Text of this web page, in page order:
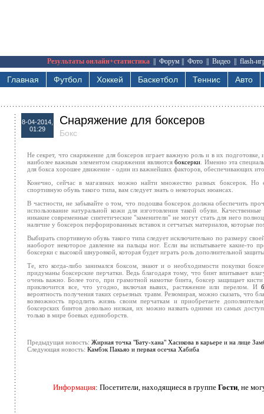
Результаты онлайн+статистика Форум Фото Видео flash-
Главная Футбол Хоккей Баскетбол Теннис Авто
8-04-2014,
01:29
Снаряжение для боксеров
Бокс
Не секрет, что снаряжение для боксеров играет важную роль и в их
наиболее важным элементом снаряжения являютсябоксерки . Именно эта
для бокса хорошее движение - один из важнейших факторов, обеспечивающих
Конечно, сейчас в магазинах можно найти множество разных боксерок. Но
спортивную обувь такого типа, вам следует знать о некоторых нюансах.
В частности, не забывайте о том, что подошва боксерок должна обеспечить
использование натуральной кожи для изготовления такой обуви.
никакие современные синтетические "заменители" не могут стать для него
наличие у боксерок перфорированных вставок и сетчатых материалов, которые
Выбирать спортивную обувь такого типа следует исключительно по размеру
наоборот некоторое давление на пальцы ног. Если вы испытываете какие-то
боксерки с высокой шнуровкой, которая будет играть роль дополнительной
Те, кто когда-либо занимался боксом, знают и о необходимости покупки
придуманы боксерские перчатки. Ведь благодаря тому, что бинт впитывает
очень важно. Более того, при грамотной намотке бинта, боксер защищает
приключится все, что угодно, включая вывих, растяжение или перелом. И
вероятность получения таких серьезных травм. Резюмирая, можно сказать, что
возможность продлить жизнь своим перчаткам и приобретаете
боксерских бинтов довольно низкая, их можно назвать одними из самых
только в мире боевых единоборств.
Предыдущая новость: Жирная точка "Бату-хана" Хасикова в карьере и на лице
Следующая новость: Камбэк Пакьяо и первая осечка Хабиба
Информация: Посетители, находящиеся в группе Гости, не